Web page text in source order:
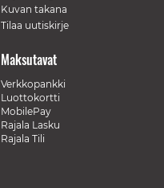
Kuvan takana
Tilaa uutiskirje
Maksutavat
Verkkopankki
Luottokortti
MobilePay
Rajala Lasku
Rajala Tili